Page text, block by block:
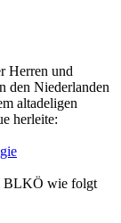
Herren und
den Niederlanden
altadeligen
herleite:
BLKÖ wie folgt